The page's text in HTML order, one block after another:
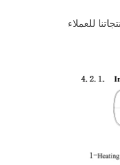
للعملاء